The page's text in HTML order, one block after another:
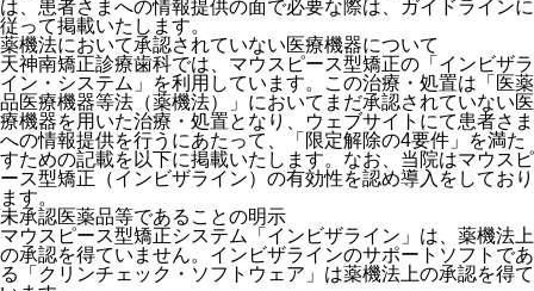
は、患者さまへの情報提供の面で必要な際は、ガイドラインに
従って掲載いたします。
薬機法において承認されていない医療機器について
天神南矯正診療歯科では、マウスピース型矯正の「インビザラ
イン・システム」を利用しています。この治療・処置は「医薬
品医療機器等法（薬機法）」においてまだ承認されていない医
療機器を用いた治療・処置となり、ウェブサイトにて患者さま
への情報提供を行うにあたって、「限定解除の4要件」を満た
すための記載を以下に掲載いたします。なお、当院はマウスピ
ース型矯正（インビザライン）の有効性を認め導入をしており
ます。
未承認医薬品等であることの明示
マウスピース型矯正システム「インビザライン」は、薬機法上
の承認を得ていません。インビザラインのサポートソフトであ
る「クリンチェック・ソフトウェア」は薬機法上の承認を得て